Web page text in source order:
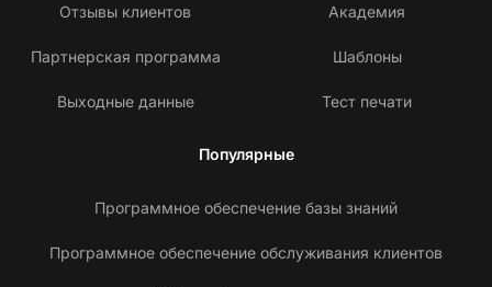
Отзывы клиентов
Партнерская программа
Выходные данные
Академия
Шаблоны
Тест печати
Популярные
Программное обеспечение базы знаний
Программное обеспечение обслуживания клиентов